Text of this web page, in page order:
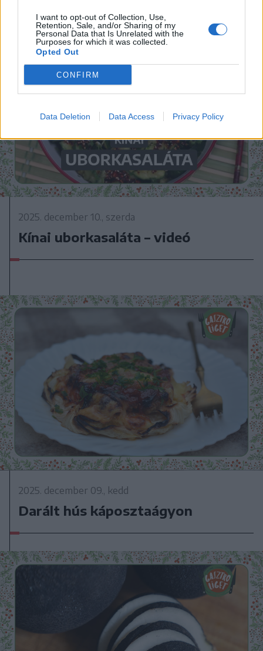
I want to opt-out of Collection, Use,
Retention, Sale, and/or Sharing of my
Personal Data that Is Unrelated with the
Purposes for which it was collected.
Opted Out
CONFIRM
Data Deletion Data Access Privacy Policy
2025. december 10., szerda
Kínai uborkasaláta – videó
2025. december 09., kedd
Darált hús káposztaágyon